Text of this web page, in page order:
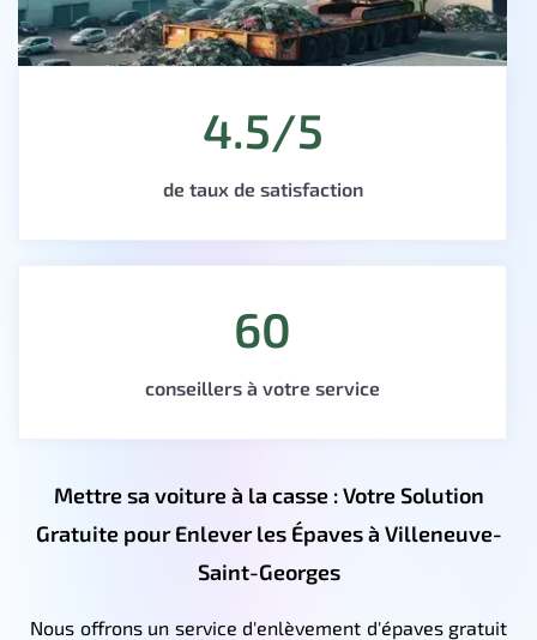
4.5/5
de taux de satisfaction
60
conseillers à votre service
Mettre sa voiture à la casse : Votre Solution
Gratuite pour Enlever les Épaves à Villeneuve-
Saint-Georges
Nous offrons un service d'enlèvement d'épaves gratuit